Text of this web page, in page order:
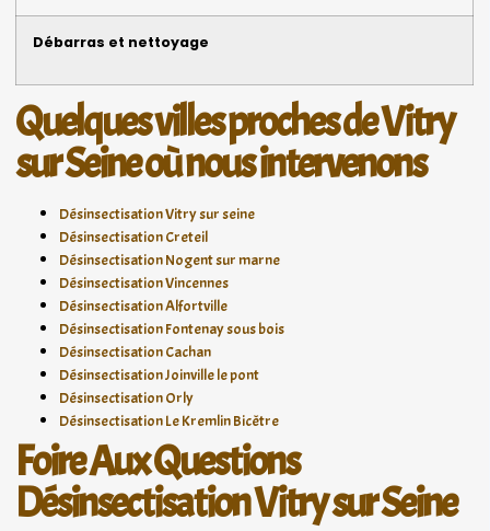
Débarras et nettoyage
Quelques villes proches de Vitry
sur Seine où nous intervenons
Désinsectisation Vitry sur seine
Désinsectisation Creteil
Désinsectisation Nogent sur marne
Désinsectisation Vincennes
Désinsectisation Alfortville
Désinsectisation Fontenay sous bois
Désinsectisation Cachan
Désinsectisation Joinville le pont
Désinsectisation Orly
Désinsectisation Le Kremlin Bicêtre
Foire Aux Questions
Désinsectisation Vitry sur Seine